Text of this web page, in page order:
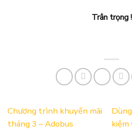
Trân trọng !
Chương trình khuyến mãi
tháng 3 – Adobus
kiệm